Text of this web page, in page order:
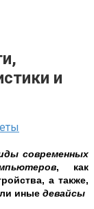
и
современных
, как
а также,
иные девайсы